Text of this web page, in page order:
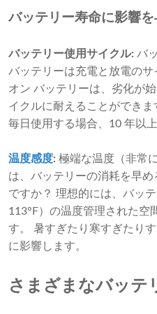
バッテリー寿命に影響を
バッテリー使用サイクル: バ
バッテリーは充電と放電の
オン バッテリーは、劣化が
イクルに耐えることができ
毎日使用する場合、10 年以
温度感度: 極端な温度（非常
は、バッテリーの消耗を早
ですか？ 理想的には、バッ
113°F）の温度管理された空
す。 暑すぎたり寒すぎたり
に影響します。
さまざまなバッテ